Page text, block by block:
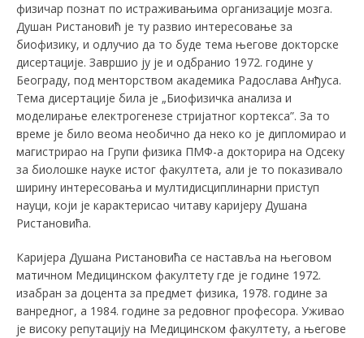
физичар познат по истраживањима организације мозга.
Душан Ристановић је ту развио интересовање за
биофизику, и одлучио да то буде тема његове докторске
дисертације. Завршио ју је и одбранио 1972. године у
Београду, под менторством академика Радослава Анђуса.
Тема дисертације била је „Биофизичка анализа и
моделирање електрогенезе стријатног кортекса”. За то
време је било веома необично да неко ко је дипломирао и
магистрирао на Групи физика ПМФ-а докторира на Одсеку
за биолошке науке истог факултета, али је то показивало
ширину интересовања и мултидисциплинарни приступ
науци, који је карактерисао читаву каријеру Душана
Ристановића.
Каријера Душана Ристановића се наставља на његовом
матичном Медицинском факултету где је године 1972.
изабран за доцента за предмет физика, 1978. године за
ванредног, а 1984. године за редовног професора. Уживао
је високу репутацију на Медицинском факултету, а његове